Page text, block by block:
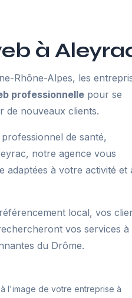
à
Rhône-Alpes, les
professionnelle pour se
de nouveaux clients.
de santé,
notre agence vous
adaptées à votre activité et
local, vos
vos services à
du Drôme.
l'image de votre entreprise à